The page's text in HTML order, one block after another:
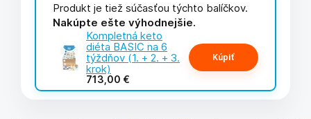
Produkt je tiež súčasťou týchto balíčkov.
Nakúpte ešte výhodnejšie.
Kompletná keto
diéta BASIC na 6
týždňov (1. + 2. + 3.
krok)
713,00 €
Kúpiť